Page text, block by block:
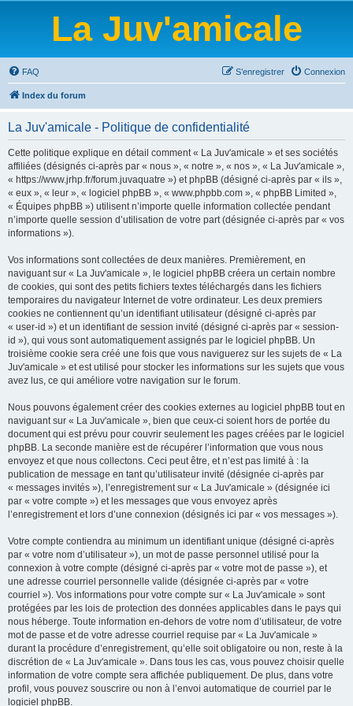
La Juv'amicale
FAQ Connexion
S’enregistrer
Index du forum
La Juv'amicale - Politique de confidentialité
Cette politique explique en détail comment « La Juv'amicale » et ses sociétés
affiliées (désignés ci-après par « nous », « notre », « nos », « La Juv'amicale »,
« https://www.jrhp.fr/forum.juvaquatre ») et phpBB (désigné ci-après par « ils »,
« eux », « leur », « logiciel phpBB », « www.phpbb.com », « phpBB Limited »,
« Équipes phpBB ») utilisent n’importe quelle information collectée pendant
n’importe quelle session d’utilisation de votre part (désignée ci-après par « vos
informations »).
Vos informations sont collectées de deux manières. Premièrement, en
naviguant sur « La Juv'amicale », le logiciel phpBB créera un certain nombre
de cookies, qui sont des petits fichiers textes téléchargés dans les fichiers
temporaires du navigateur Internet de votre ordinateur. Les deux premiers
cookies ne contiennent qu’un identifiant utilisateur (désigné ci-après par
« user-id ») et un identifiant de session invité (désigné ci-après par « session-
id »), qui vous sont automatiquement assignés par le logiciel phpBB. Un
troisième cookie sera créé une fois que vous naviguerez sur les sujets de « La
Juv'amicale » et est utilisé pour stocker les informations sur les sujets que vous
avez lus, ce qui améliore votre navigation sur le forum.
Nous pouvons également créer des cookies externes au logiciel phpBB tout en
naviguant sur « La Juv'amicale », bien que ceux-ci soient hors de portée du
document qui est prévu pour couvrir seulement les pages créées par le logiciel
phpBB. La seconde manière est de récupérer l’information que vous nous
envoyez et que nous collectons. Ceci peut être, et n’est pas limité à : la
publication de message en tant qu’utilisateur invité (désignée ci-après par
« messages invités »), l’enregistrement sur « La Juv'amicale » (désignée ici
par « votre compte ») et les messages que vous envoyez après
l’enregistrement et lors d’une connexion (désignés ici par « vos messages »).
Votre compte contiendra au minimum un identifiant unique (désigné ci-après
par « votre nom d’utilisateur »), un mot de passe personnel utilisé pour la
connexion à votre compte (désigné ci-après par « votre mot de passe »), et
une adresse courriel personnelle valide (désignée ci-après par « votre
courriel »). Vos informations pour votre compte sur « La Juv'amicale » sont
protégées par les lois de protection des données applicables dans le pays qui
nous héberge. Toute information en-dehors de votre nom d’utilisateur, de votre
mot de passe et de votre adresse courriel requise par « La Juv'amicale »
durant la procédure d’enregistrement, qu’elle soit obligatoire ou non, reste à la
discrétion de « La Juv'amicale ». Dans tous les cas, vous pouvez choisir quelle
information de votre compte sera affichée publiquement. De plus, dans votre
profil, vous pouvez souscrire ou non à l’envoi automatique de courriel par le
logiciel phpBB.